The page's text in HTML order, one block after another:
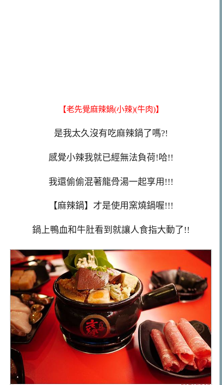
【老先覺麻辣鍋(小辣)(牛肉)】
是我太久沒有吃麻辣鍋了嗎?!
感覺小辣我就已經無法負荷!哈!!
我還偷偷混著龍骨湯一起享用!!!
【麻辣鍋】才是使用窯燒鍋喔!!!
鍋上鴨血和牛肚看到就讓人食指大動了!!